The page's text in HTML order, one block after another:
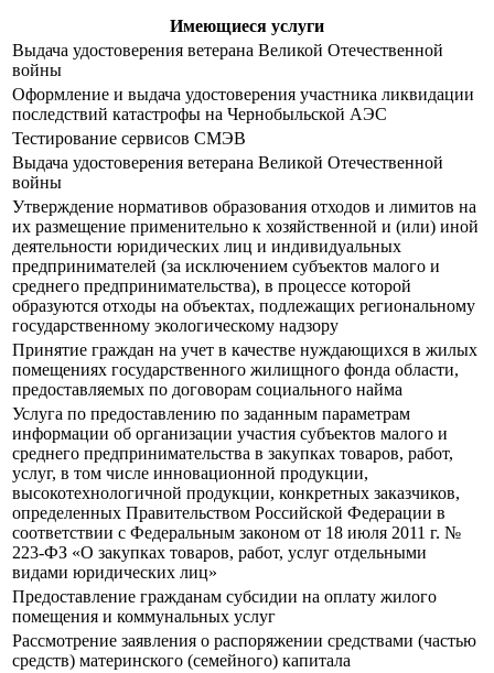
Имеющиеся услуги
Выдача удостоверения ветерана Великой Отечественной
войны
Оформление и выдача удостоверения участника ликвидации
последствий катастрофы на Чернобыльской АЭС
Тестирование сервисов СМЭВ
Выдача удостоверения ветерана Великой Отечественной
войны
Утверждение нормативов образования отходов и лимитов на
их размещение применительно к хозяйственной и (или) иной
деятельности юридических лиц и индивидуальных
предпринимателей (за исключением субъектов малого и
среднего предпринимательства), в процессе которой
образуются отходы на объектах, подлежащих региональному
государственному экологическому надзору
Принятие граждан на учет в качестве нуждающихся в жилых
помещениях государственного жилищного фонда области,
предоставляемых по договорам социального найма
Услуга по предоставлению по заданным параметрам
информации об организации участия субъектов малого и
среднего предпринимательства в закупках товаров, работ,
услуг, в том числе инновационной продукции,
высокотехнологичной продукции, конкретных заказчиков,
определенных Правительством Российской Федерации в
соответствии с Федеральным законом от 18 июля 2011 г. №
223-ФЗ «О закупках товаров, работ, услуг отдельными
видами юридических лиц»
Предоставление гражданам субсидии на оплату жилого
помещения и коммунальных услуг
Рассмотрение заявления о распоряжении средствами (частью
средств) материнского (семейного) капитала